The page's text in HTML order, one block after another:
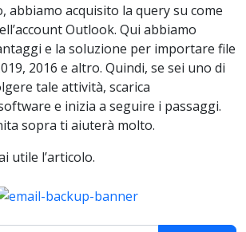
abbiamo acquisito la query su come
Outlook. Qui abbiamo
e la soluzione per importare file
2016 e altro. Quindi, se sei uno di
tale attività, scarica
e inizia a seguire i passaggi.
sopra ti aiuterà molto.
utile l’articolo.